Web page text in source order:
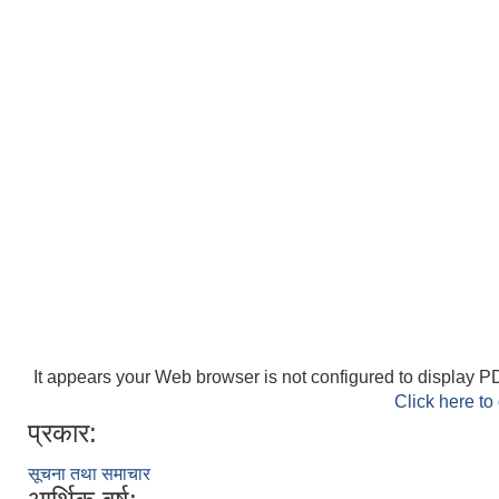
It appears your Web browser is not configured to display
Click here
प्रकार:
सूचना तथा समाचार